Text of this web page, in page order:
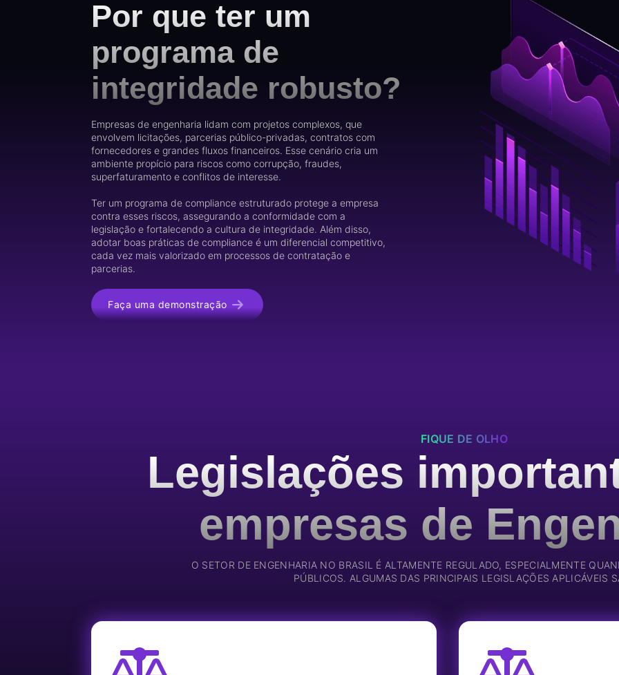
Por que ter um
programa de
integridade robusto?
Empresas de engenharia lidam com projetos complexos, que
envolvem licitações, parcerias público-privadas, contratos com
fornecedores e grandes fluxos financeiros. Esse cenário cria um
ambiente propício para riscos como corrupção, fraudes,
superfaturamento e conflitos de interesse.
Ter um programa de compliance estruturado protege a empresa
contra esses riscos, assegurando a conformidade com a
legislação e fortalecendo a cultura de integridade. Além disso,
adotar boas práticas de compliance é um diferencial competitivo,
cada vez mais valorizado em processos de contratação e
parcerias.
Faça uma demonstração
FIQUE DE OLHO
Legislações
empresas de
O SETOR DE ENGENHARIA NO BRASIL É ALTAMENTE REGULADO, ESPECIALMENTE
PÚBLICOS. ALGUMAS DAS PRINCIPAIS LEGISLAÇÕES APLICÁVEIS